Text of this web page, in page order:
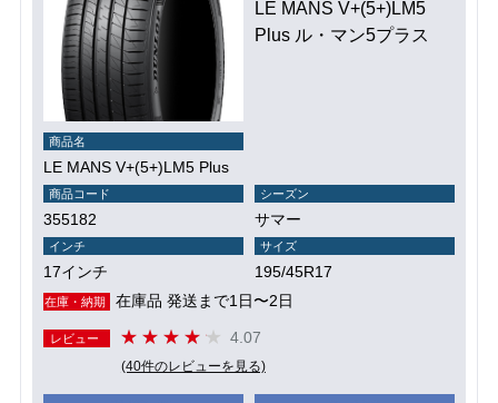
LE MANS V+(5+)LM5
Plus ル・マン5プラス
商品名
LE MANS V+(5+)LM5 Plus
商品コード
355182
シーズン
サマー
インチ
17インチ
サイズ
195/45R17
在庫・納期 在庫品 発送まで1日〜2日
レビュー 4.07
(40件のレビューを見る)